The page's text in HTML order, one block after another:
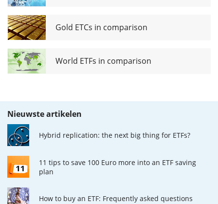
Gold ETCs in comparison
World ETFs in comparison
Nieuwste artikelen
Hybrid replication: the next big thing for ETFs?
11 tips to save 100 Euro more into an ETF saving
plan
How to buy an ETF: Frequently asked questions